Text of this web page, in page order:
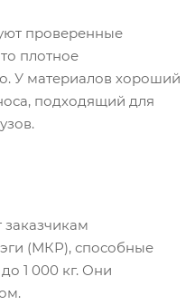
проверенные
плотное
У материалов хороший
подходящий для
(МКР), способные
1 000 кг. Они